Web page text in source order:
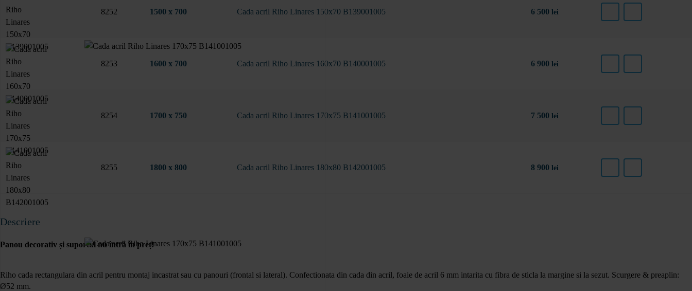
8252 1500 x 700 Cada acril Riho Linares 150x70 B139001005 6 500 lei
8253 1600 x 700 Cada acril Riho Linares 160x70 B140001005 6 900 lei
8254 1700 x 750 Cada acril Riho Linares 170x75 B141001005 7 500 lei
8255 1800 x 800 Cada acril Riho Linares 180x80 B142001005 8 900 lei
Descriere
Panou decorativ și suportul nu întră în preț!
Riho cada rectangulara din acril pentru montaj incastrat sau cu panouri (frontal si lateral). Confectionata din cada din acril, foaie de acril 6 mm intarita cu fibra de sticla la margine si la sezut. Scurgere & preaplin:
Ø52 mm.